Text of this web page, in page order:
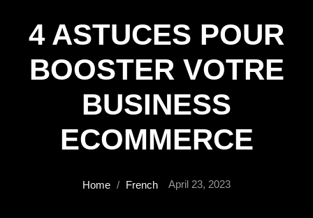
4 ASTUCES POUR
BOOSTER VOTRE
BUSINESS
ECOMMERCE
Home / French April 23, 2023